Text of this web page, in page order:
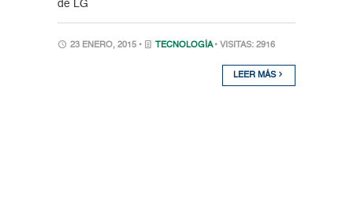
de LG
23 ENERO, 2015 • TECNOLOGÍA • VISITAS: 2916
LEER MÁS